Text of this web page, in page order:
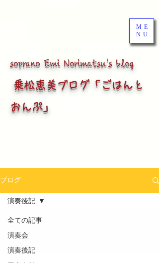
ME
NU
soprano Emi Norimatsu's blog
乗松恵美ブログ「ごはんと
おんぷ」
ブログ
全ての記事
演奏会
演奏後記
演奏後記